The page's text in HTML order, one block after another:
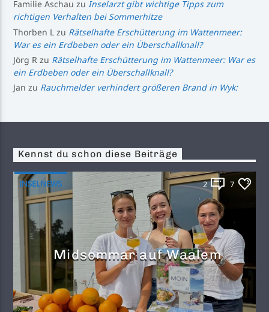
Familie Aschau zuInselarzt gibt wichtige Tipps zum
richtigen Verhalten bei Sommerhitze
Thorben L zu Rätselhafte Erschütterung im Wattenmeer:
War es ein Erdbeben oder ein Überschallknall?
Jörg R zu Rätselhafte Erschütterung im Wattenmeer: War es
ein Erdbeben oder ein Überschallknall?
Jan zu Rauchmelder verhindert größeren Brand in Wyk:
Kennst du schon diese Beiträge
INSELNEWS 2 7
Midsommar auf Waalem